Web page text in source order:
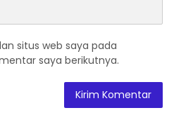
situs web saya pada
saya berikutnya.